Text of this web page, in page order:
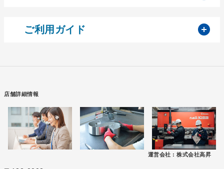
ご利用ガイド
店舗詳細情報
運営会社 : 株式会社高昇